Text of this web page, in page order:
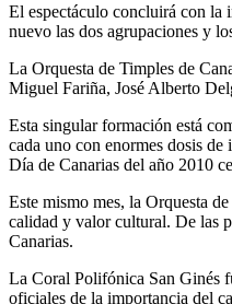
El espectáculo concluirá con la
nuevo las dos agrupaciones y
La Orquesta de Timples de
Miguel Fariña, José Alberto
Esta singular formación está
cada uno con enormes dosis
Día de Canarias del año 2010
Este mismo mes, la Orquesta
calidad y valor cultural. De las
Ca­narias.
La Coral Polifónica San Ginés
oficiales de la importancia del